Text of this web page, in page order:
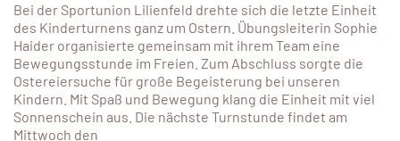
Bei der Sportunion Lilienfeld drehte sich die letzte Einheit
des Kinderturnens ganz um Ostern. Übungsleiterin Sophie
Haider organisierte gemeinsam mit ihrem Team eine
Bewegungsstunde im Freien. Zum Abschluss sorgte die
Ostereiersuche für große Begeisterung bei unseren
Kindern. Mit Spaß und Bewegung klang die Einheit mit viel
Sonnenschein aus. Die nächste Turnstunde findet am
Mittwoch den